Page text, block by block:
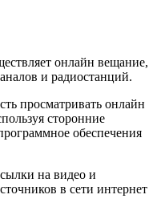
онлайн вещание,
и радиостанций.
просматривать онлайн
сторонние
обеспечения
на видео и
в сети интернет